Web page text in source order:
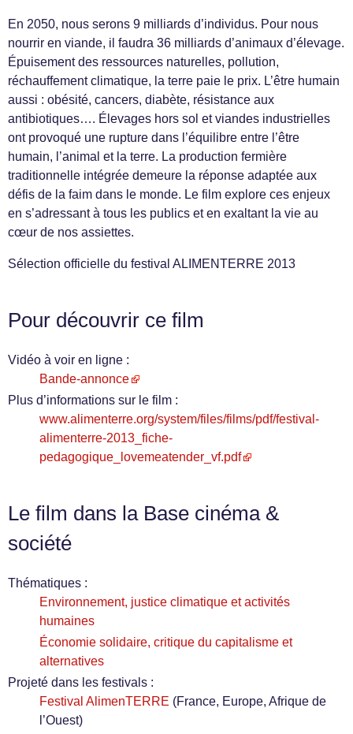
En 2050, nous serons 9 milliards d’individus. Pour nous
nourrir en viande, il faudra 36 milliards d’animaux d’élevage.
Épuisement des ressources naturelles, pollution,
réchauffement climatique, la terre paie le prix. L’être humain
aussi : obésité, cancers, diabète, résistance aux
antibiotiques…. Élevages hors sol et viandes industrielles
ont provoqué une rupture dans l’équilibre entre l’être
humain, l’animal et la terre. La production fermière
traditionnelle intégrée demeure la réponse adaptée aux
défis de la faim dans le monde. Le film explore ces enjeux
en s’adressant à tous les publics et en exaltant la vie au
cœur de nos assiettes.
Sélection officielle du festival ALIMENTERRE 2013
Pour découvrir ce film
Vidéo à voir en ligne :
Bande-annonce
Plus d’informations sur le film :
www.alimenterre.org/system/files/films/pdf/festival-
alimenterre-2013_fiche-
pedagogique_lovemeatender_vf.pdf
Le film dans la Base cinéma &
société
Thématiques :
Environnement, justice climatique et activités
humaines
Économie solidaire, critique du capitalisme et
alternatives
Projeté dans les festivals :
Festival AlimenTERRE (France, Europe, Afrique de
l’Ouest)